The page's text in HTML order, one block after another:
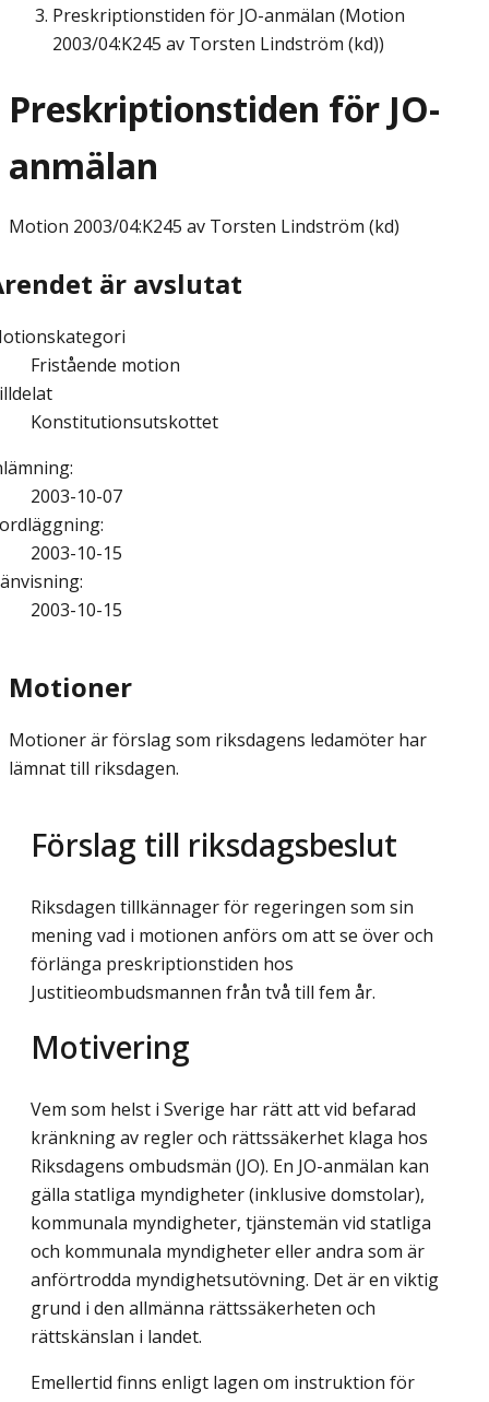
Preskriptionstiden för JO-anmälan (Motion
2003/04:K245 av Torsten Lindström (kd))
Preskriptionstiden för JO-
anmälan
Motion 2003/04:K245 av Torsten Lindström (kd)
är avslutat
Fristående motion
Konstitutionsutskottet
:
2003-10-07
:
2003-10-15
:
2003-10-15
Motioner
Motioner är förslag som riksdagens ledamöter har
lämnat till riksdagen.
Förslag till riksdagsbeslut
Riksdagen tillkännager för regeringen som sin
mening vad i motionen anförs om att se över och
förlänga preskriptionstiden hos
Justitieombudsmannen från två till fem år.
Motivering
Vem som helst i Sverige har rätt att vid befarad
kränkning av regler och rättssäkerhet klaga hos
Riksdagens ombudsmän (JO). En JO-anmälan kan
gälla statliga myndigheter (inklusive domstolar),
kommunala myndigheter, tjänstemän vid statliga
och kommunala myndigheter eller andra som är
anförtrodda myndighetsutövning. Det är en viktig
grund i den allmänna rättssäkerheten och
rättskänslan i landet.
Emellertid finns enligt lagen om instruktion för